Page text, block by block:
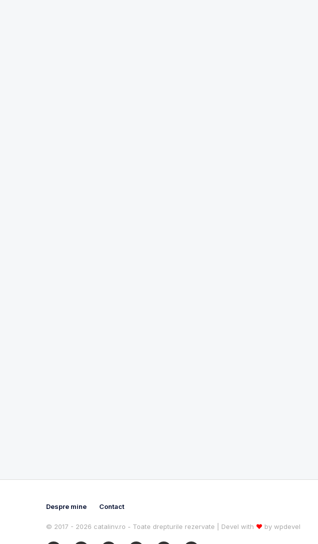
Despre mine Contact
© 2017 - 2026 catalinv.ro - Toate drepturile rezervate | Devel with ♥ by wpdevel